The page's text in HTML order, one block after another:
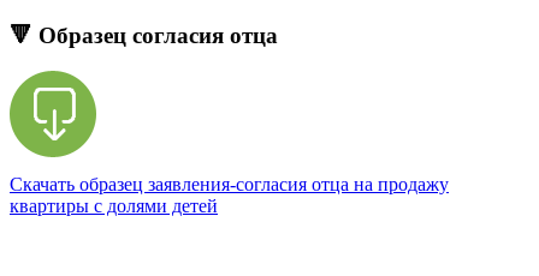
🔻 Образец согласия отца
Скачать образец заявления-согласия отца на продажу
квартиры с долями детей